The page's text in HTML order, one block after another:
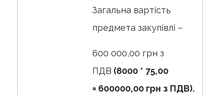
Загальна вартість
предмета закупівлі –
600 000,00 грн з
ПДВ (8000 * 75,00
= 600000,00 грн з ПДВ).